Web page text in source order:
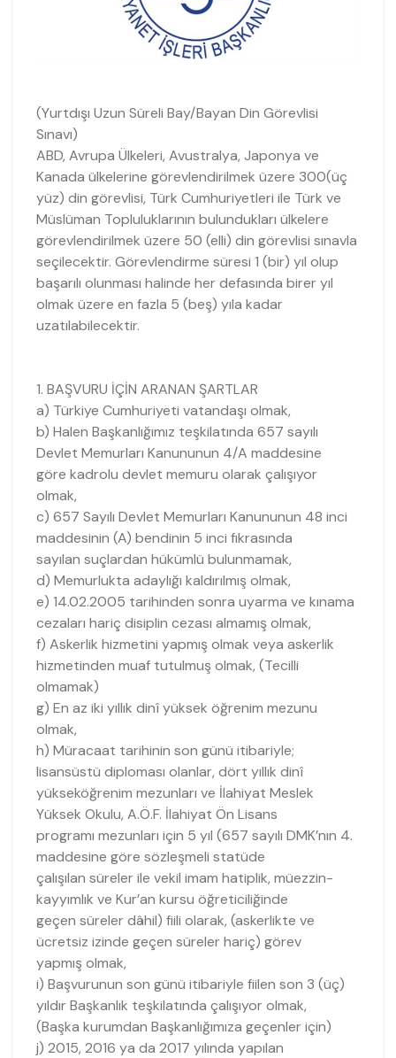
(Yurtdışı Uzun Süreli Bay/Bayan Din Görevlisi
Sınavı)
ABD, Avrupa Ülkeleri, Avustralya, Japonya ve
Kanada ülkelerine görevlendirilmek üzere 300(üç
yüz) din görevlisi, Türk Cumhuriyetleri ile Türk ve
Müslüman Topluluklarının bulundukları ülkelere
görevlendirilmek üzere 50 (elli) din görevlisi sınavla
seçilecektir. Görevlendirme süresi 1 (bir) yıl olup
başarılı olunması halinde her defasında birer yıl
olmak üzere en fazla 5 (beş) yıla kadar
uzatılabilecektir.
1. BAŞVURU İÇİN ARANAN ŞARTLAR
a) Türkiye Cumhuriyeti vatandaşı olmak,
b) Halen Başkanlığımız teşkilatında 657 sayılı
Devlet Memurları Kanununun 4/A maddesine
göre kadrolu devlet memuru olarak çalışıyor
olmak,
c) 657 Sayılı Devlet Memurları Kanununun 48 inci
maddesinin (A) bendinin 5 inci fıkrasında
sayılan suçlardan hükümlü bulunmamak,
d) Memurlukta adaylığı kaldırılmış olmak,
e) 14.02.2005 tarihinden sonra uyarma ve kınama
cezaları hariç disiplin cezası almamış olmak,
f) Askerlik hizmetini yapmış olmak veya askerlik
hizmetinden muaf tutulmuş olmak, (Tecilli
olmamak)
g) En az iki yıllık dinî yüksek öğrenim mezunu
olmak,
h) Müracaat tarihinin son günü itibariyle;
lisansüstü diploması olanlar, dört yıllık dinî
yükseköğrenim mezunları ve İlahiyat Meslek
Yüksek Okulu, A.Ö.F. İlahiyat Ön Lisans
programı mezunları için 5 yıl (657 sayılı DMK’nın 4.
maddesine göre sözleşmeli statüde
çalışılan süreler ile vekil imam hatiplik, müezzin-
kayyımlık ve Kur’an kursu öğreticiliğinde
geçen süreler dâhil) fiili olarak, (askerlikte ve
ücretsiz izinde geçen süreler hariç) görev
yapmış olmak,
i) Başvurunun son günü itibariyle fiilen son 3 (üç)
yıldır Başkanlık teşkilatında çalışıyor olmak,
(Başka kurumdan Başkanlığımıza geçenler için)
j) 2015, 2016 ya da 2017 yılında yapılan